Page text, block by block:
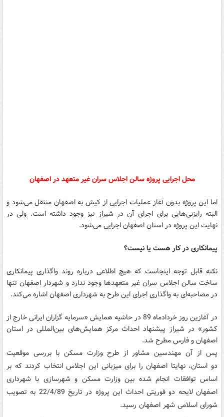
محل اجرایی پروژه سالن اجلاس سران غیر متعهد در اصفهان
اما این پروژه بدون آغاز عملیات اجرایی از کیش به اصفهان منتقل می‌شود و
البته رایزنی‌هایی برای اجرای آن در شیراز نیز وجود داشته است. ولی در
نهایت این پروژه در استان اصفهان اجرایی می‌شود.
پیمانکاری در کار هست یا نیست؟
نکته قابل توجه اینجاست که هیچ اطلاعی درباره روند واگذاری پیمانکاری
ساخت سالن اجلاس سران غیر متعهدها وجود ندارد و شهردار اصفهان تنها
در مصاحبه‌ای به واگذاری اجرای این طرح به شهرداری اصفهان اشاره می‌کند.
در آغازین روز خردادماه 89 در حاشیه همایش «سرمایه گزاران ایرانی خارج از
کشور» در شیراز پیشنهاد احداث مرکز همایش‌های بین‌المللی در استان
اصفهان و فارس مطرح شد.
پس از آن مهندسین مشاور از طرح وزارت مسکن با بررسی موقعیت
دو استان، نهایتا اصفهان را برای میزبانی این اجلاس انتخاب کردند که بر
اساس توافقات انجام شده بین وزارت مسکن و شهرسازی با شهرداری
اصفهان لایحه دو فوریتی احداث این پروژه در تاریخ 22/4/89 به تصویب
شورای اسلامی شهر اصفهان رسید.